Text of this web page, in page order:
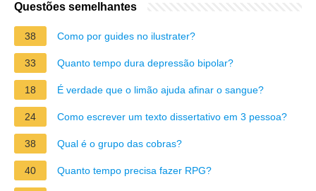
Questões semelhantes
38 Como por guides no ilustrater?
33 Quanto tempo dura depressão bipolar?
18 É verdade que o limão ajuda afinar o sangue?
24 Como escrever um texto dissertativo em 3 pessoa?
38 Qual é o grupo das cobras?
40 Quanto tempo precisa fazer RPG?